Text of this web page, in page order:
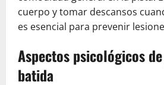
cuerpo y tomar descansos
es esencial para prevenir
Aspectos psicológicos
batida